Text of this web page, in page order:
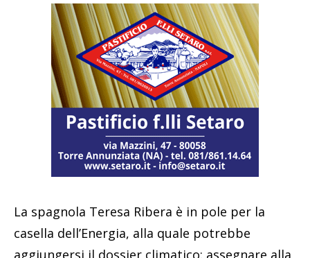
La spagnola Teresa Ribera è in pole per la
casella dell’Energia, alla quale potrebbe
aggiungersi il dossier climatico: assegnare alla